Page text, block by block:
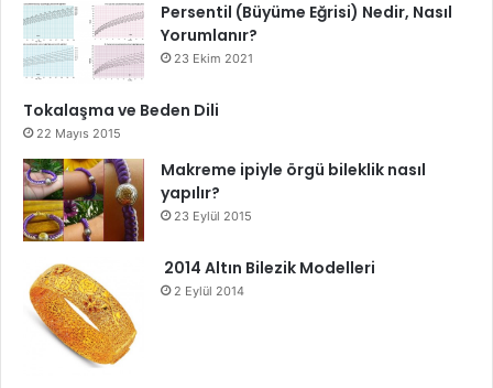
Persentil (Büyüme Eğrisi) Nedir, Nasıl
Yorumlanır?
23 Ekim 2021
Tokalaşma ve Beden Dili
22 Mayıs 2015
Makreme ipiyle örgü bileklik nasıl
yapılır?
23 Eylül 2015
2014 Altın Bilezik Modelleri
2 Eylül 2014